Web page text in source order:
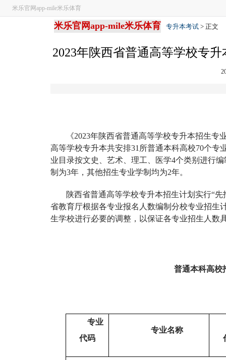
米乐官网app-mile米乐体育
米乐官网app-mile米乐体育 专升本考试 > 正文
2023年陕西省普通高等学校专
《2023年陕西省普通高等学校专升本招生专
高等学校专升本共安排31 所普通本科高校70个专
业目录按文史、艺术、理工、医学4个类别进行
制为3年，其他招生专业学制均为2年。
陕西省普通高等学校专升本招生计划实行“
省教育厅根据各专业报名人数编制分校专业招生
生学校进行必要的调整，以保证各专业招生人数
普通本科高校
专业
代码
专业名称